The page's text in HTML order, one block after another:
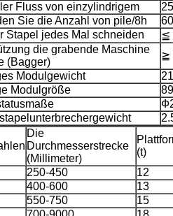
Fluss von einzylindrigem
Sie die Anzahl von pile/8h
60
Stapel jedes Mal schneiden
≦
die grabende Maschine
(Bagger)
≧
Modulgewicht
Modulgröße
Die
Durchmesserstrecke
(Millimeter)
(t)
250-450 12
400-600 13
550-750 15